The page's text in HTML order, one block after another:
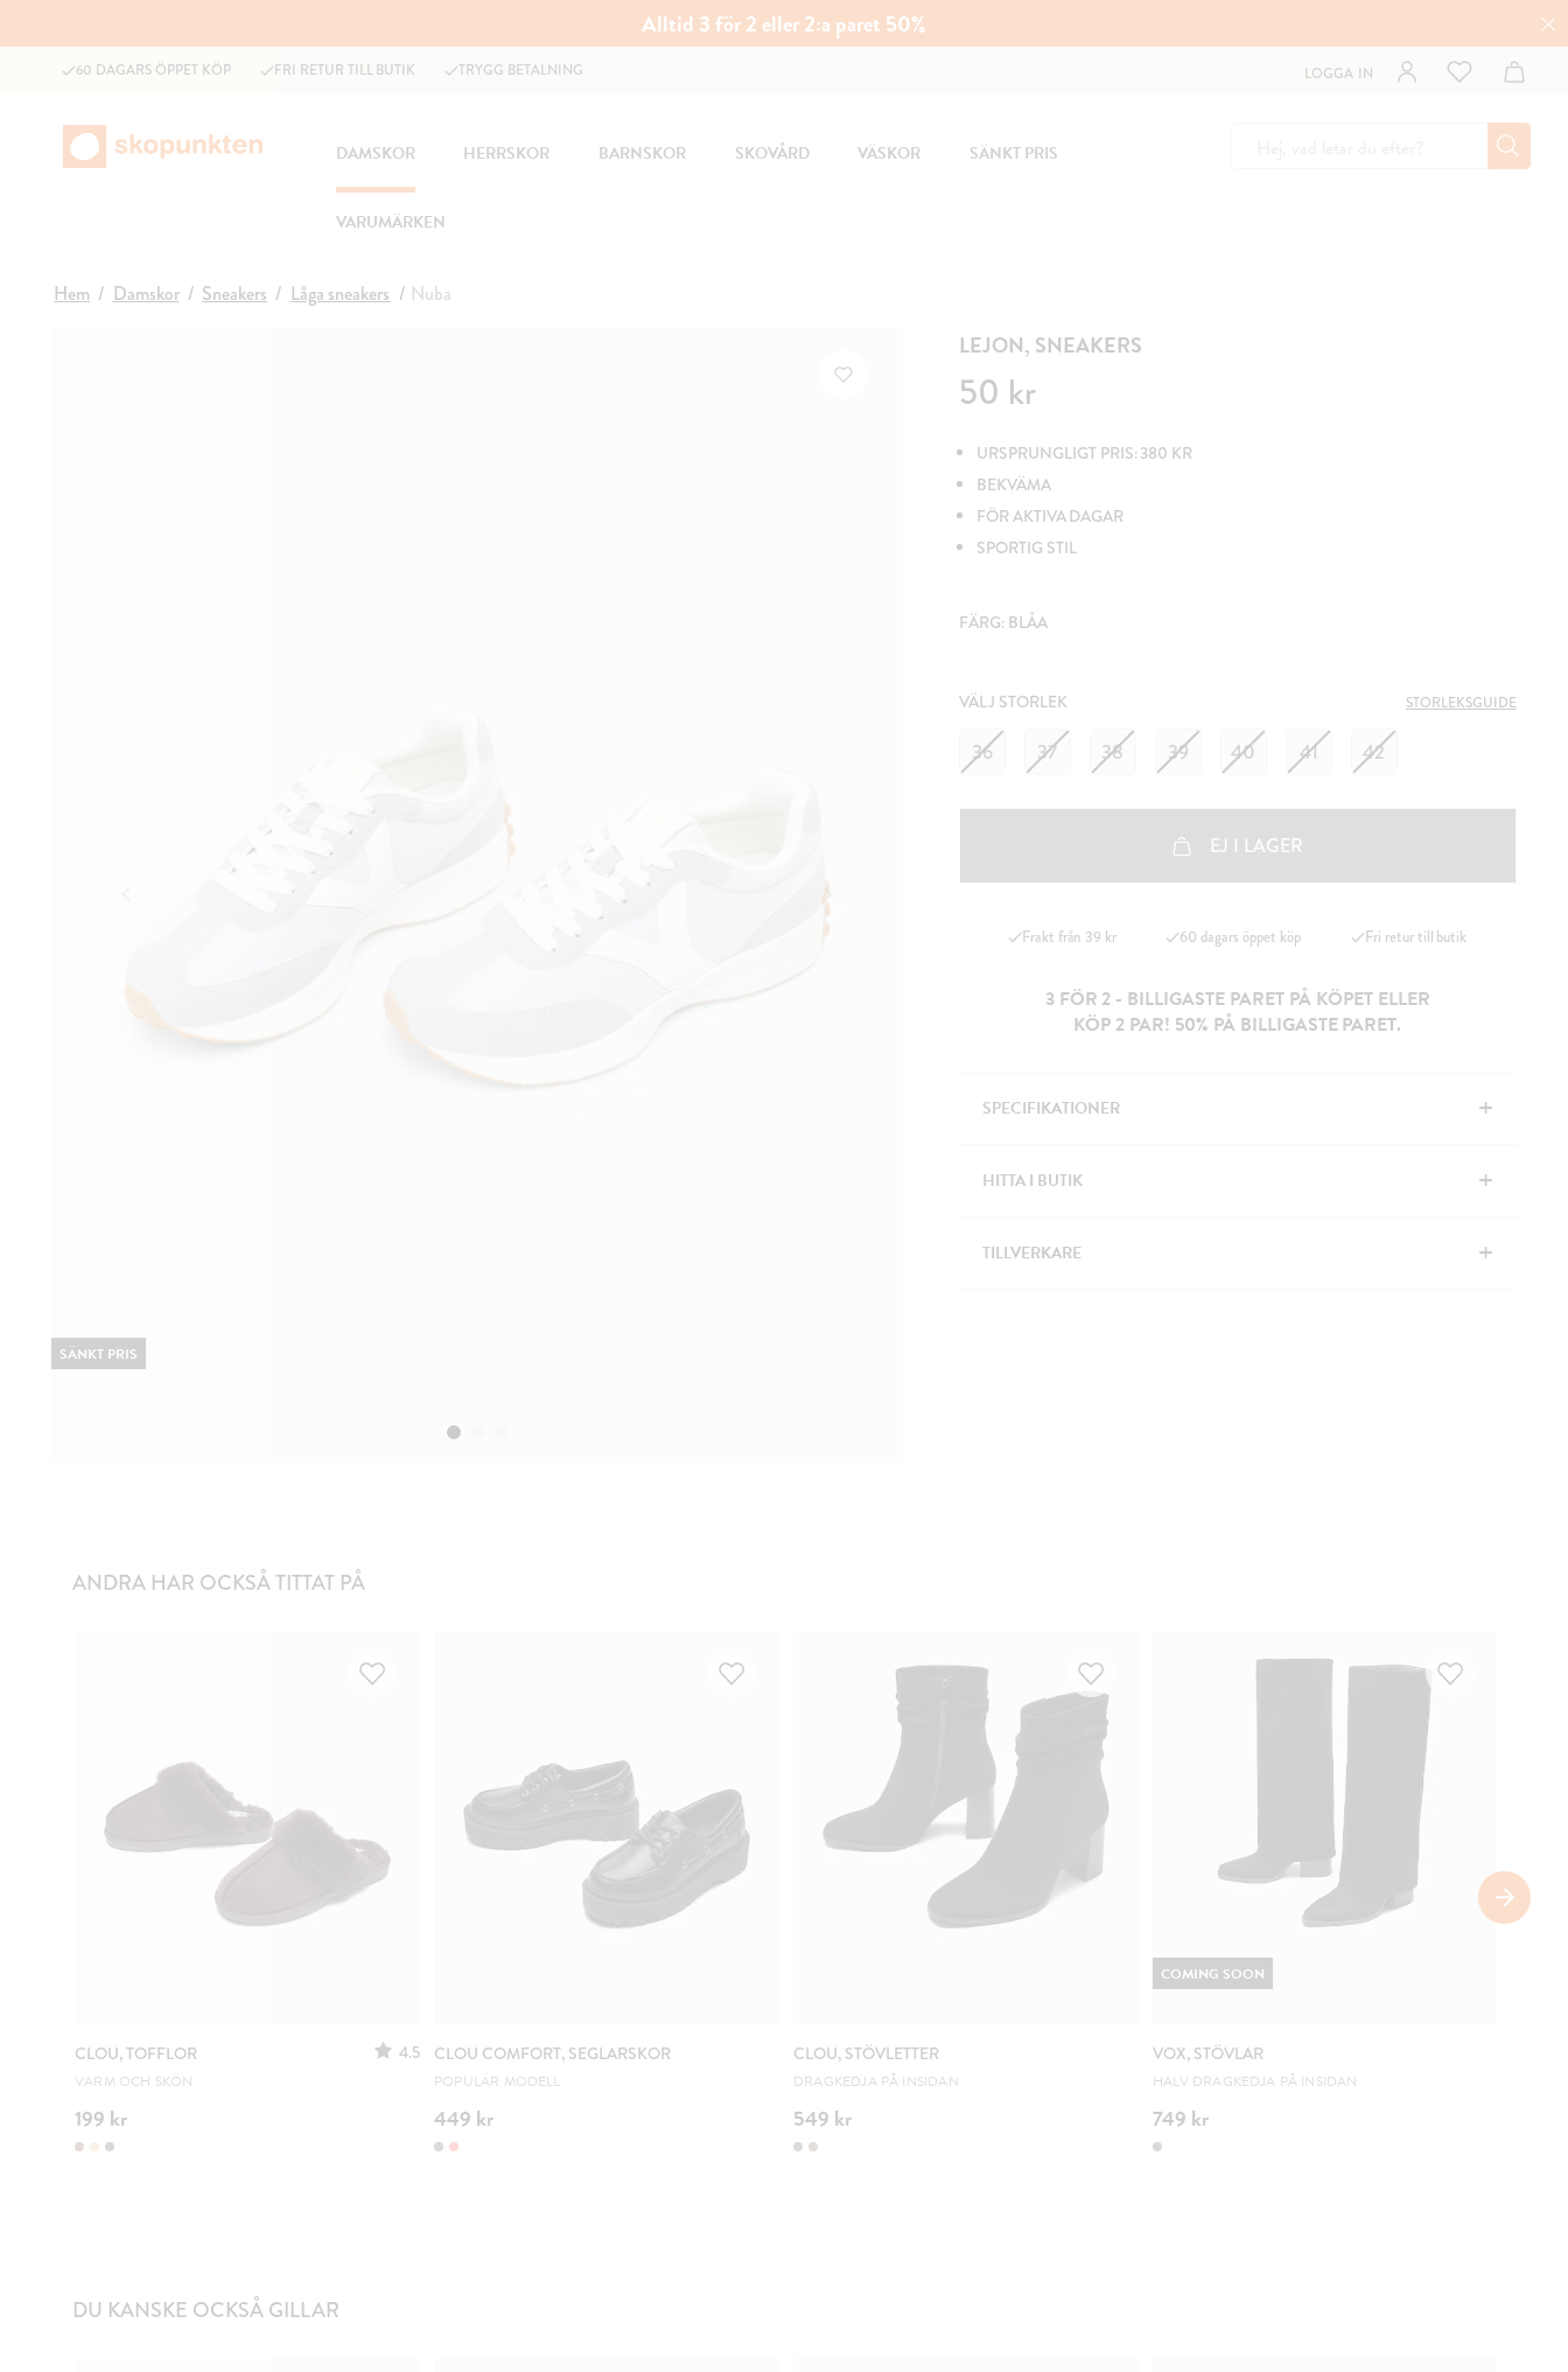
Alltid 3 för 2 eller 2:a paret 50%
60 DAGARS ÖPPET KÖP FRI RETUR TILL BUTIK TRYGG BETALNING LOGGA IN
DAMSKOR HERRSKOR BARNSKOR SKOVÅRD VÄSKOR SÄNKT PRIS
VARUMÄRKEN
Hem Damskor Sneakers Låga sneakers Nuba
SÄNKT PRIS
LEJON, SNEAKERS
Pris:50 kr
50 kr
URSPRUNGLIGT PRIS: 380 KR
BEKVÄMA
FÖR AKTIVA DAGAR
SPORTIG STIL
FÄRG: BLÅA
VÄLJ STORLEK STORLEKSGUIDE
36 37 38 39 40 41 42
EJ I LAGER
Frakt från 39 kr 60 dagars öppet köp Fri retur till butik
3 FÖR 2 - BILLIGASTE PARET PÅ KÖPET ELLER
KÖP 2 PAR! 50% PÅ BILLIGASTE PARET.
SPECIFIKATIONER +
HITTA I BUTIK +
TILLVERKARE +
ANDRA HAR OCKSÅ TITTAT PÅ
CLOU, TOFFLOR 4.5
VARM OCH SKÖN
199 kr
CLOU COMFORT, SEGLARSKOR
POPULÄR MODELL
449 kr
CLOU, STÖVLETTER
DRAGKEDJA PÅ INSIDAN
549 kr
VOX, STÖVLAR
HALV DRAGKEDJA PÅ INSIDAN
749 kr
COMING SOON
DU KANSKE OCKSÅ GILLAR